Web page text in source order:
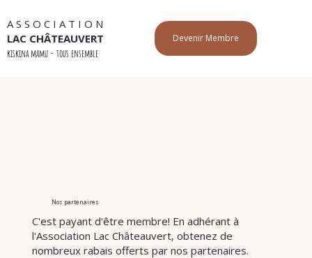
A S S O C I A T I O N
LAC CHÂTEAUVERT
kiskina mamu - tous ensemble
Devenir Membre
Nos partenaires
C'est payant d'être membre! En adhérant à
l'Association Lac Châteauvert, obtenez de
nombreux rabais offerts par nos partenaires.